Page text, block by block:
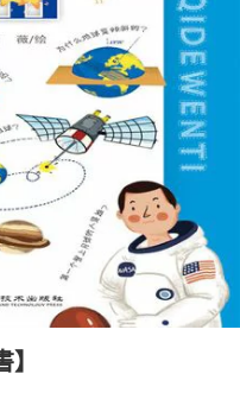
化妝保養 情趣用品